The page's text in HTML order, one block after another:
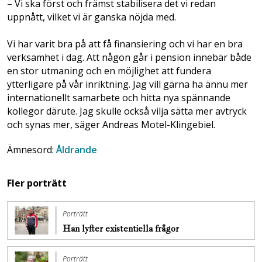
– Vi ska först och främst stabilisera det vi redan
uppnått, vilket vi är ganska nöjda med.
Vi har varit bra på att få finansiering och vi har en bra
verksamhet i dag. Att någon går i pension innebär både
en stor utmaning och en möjlighet att fundera
ytterligare på vår inriktning. Jag vill gärna ha ännu mer
internationellt samarbete och hitta nya spännande
kollegor därute. Jag skulle också vilja sätta mer avtryck
och synas mer, säger Andreas Motel-Klingebiel.
Ämnesord:Åldrande
Fler porträtt
Porträtt
Han lyfter existentiella frågor
Porträtt